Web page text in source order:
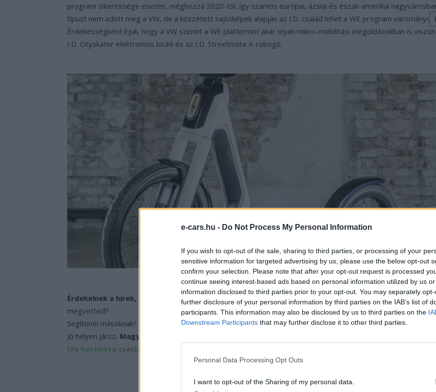
e-cars.hu - Do Not Process My Personal Information
If you wish to opt-out of the sale, sharing to third parties, or processing of your
sensitive information for targeted advertising by us, please use the below opt-out
confirm your selection. Please note that after your opt-out request is processed
continue seeing interest-based ads based on personal information utilized by us
information disclosed to third parties prior to your opt-out. You may separately
further disclosure of your personal information by third parties on the IAB’s list of
participants. This information may also be disclosed by us to third parties on the
Downstream Participants that may further disclose it to other third parties.
Personal Data Processing Opt Outs
I want to opt-out of the Sharing of my personal data.
program sikeressége esetén, méghozzá 2020-tól, így számos európai, ázsiai és észak-amerikai
típust nem adott meg a VW, de a közzétett sajtóképek alapján az I.D. család lehet a WE program
Érdekességként írjuk, hogy a VW szerint a WE platformot akár olyan mikro-mobilitási megoldásokban is
I.D. Cityskater elektromos bicikli és az I.D. Streetmate e-robogó.
Érdekelnek a hírek, érdekességek a Volkswagen és az Audi világából? Esetleg ilyen autót szeretnél
megvetted?
Segítenél másoknak? Tanácsokat adnál? Kérdeznél?
Jó helyen jársz, Magyarország Volkswagen, Audi Elektromos és Plug-in hibrid Autós Club Facebook
Ide kattintva csatlakozz most!